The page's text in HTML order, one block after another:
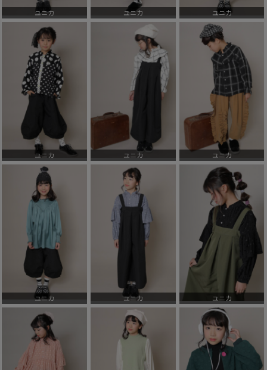
ユニカ ユニカ ユニカ
ユニカ ユニカ ユニカ
ユニカ ユニカ ユニカ